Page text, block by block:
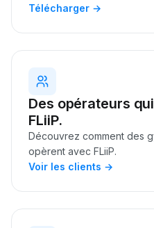
Télécharger →
Des opérateurs
FLiiP.
Découvrez comment des
opèrent avec FLiiP.
Voir les clients →